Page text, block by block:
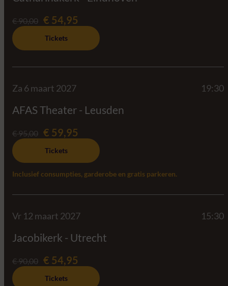
€ 90,00 € 54,95
Tickets
Za 6 maart 2027 19:30
AFAS Theater - Leusden
€ 95,00 € 59,95
Tickets
Inclusief consumpties, garderobe en gratis parkeren.
Vr 12 maart 2027 15:30
Jacobikerk - Utrecht
€ 90,00 € 54,95
Tickets